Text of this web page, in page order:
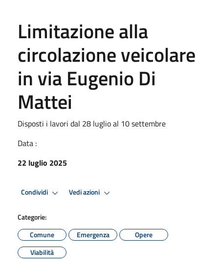
Limitazione alla
circolazione veicolare
in via Eugenio Di
Mattei
Disposti i lavori dal 28 luglio al 10 settembre
Data :
22 luglio 2025
Condividi Vedi azioni
Categorie:
Comune
Emergenza
Opere
Viabilità